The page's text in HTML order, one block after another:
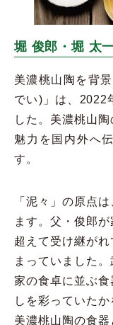
堀 俊郎・堀 太
美濃桃山陶を背
でい)」は、2022
した。美濃桃山
魅力を国内外へ
す。
「泥々」の原点
ます。父・俊郎
超えて受け継が
まっていました
家の食卓に並ぶ
しを彩っていた
美濃桃山陶の食